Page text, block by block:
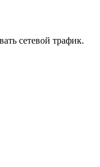
сетевой трафик.